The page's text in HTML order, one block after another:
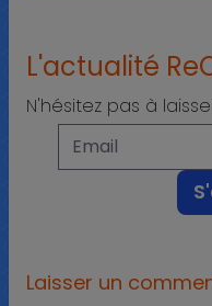
L'actualité
N'hésitez pas à
Laisser un